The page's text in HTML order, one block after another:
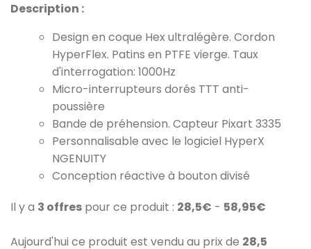
Description :
Design en coque Hex ultralégère. Cordon
HyperFlex. Patins en PTFE vierge. Taux
d'interrogation: 1000Hz
Micro-interrupteurs dorés TTT anti-
poussière
Bande de préhension. Capteur Pixart 3335
Personnalisable avec le logiciel HyperX
NGENUITY
Conception réactive à bouton divisé
Il y a 3 offres pour ce produit : 28,5€ - 58,95€
Aujourd'hui ce produit est vendu au prix de 28,5